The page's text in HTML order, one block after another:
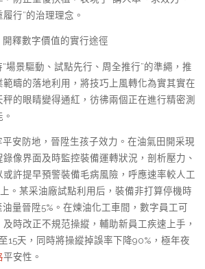
行”的治理理念。
開釋數字價值的實行途徑
場景驅動、試點先行、周全推行”的準繩，推
疇的落地利用，將技巧上風轉化為實其實在
的眼睛變得通紅，彷彿兩個正在進行精密測
安防地，晉陞生孩子效力。在油氣田開采現
像界面及時監控裝備運轉狀況，剖析壓力、
許提早預警裝備毛病風險，呼應速率較人工
。某采油廠試點利用后，裝備非打算停機時
量晉陞5%。在煉油化工車間，數字員工可
時改正不規范操縱，輔助新員工疾速上手，
15天，同時將操縱掉誤率下降90%，極年夜
平安性。